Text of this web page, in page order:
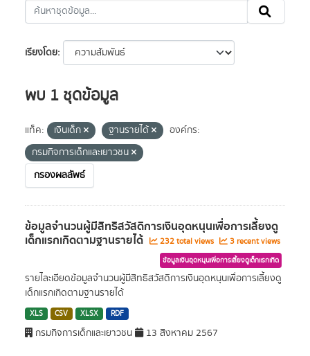
เรียงโดย
พบ 1 ชุดข้อมูล
แท็ค: เงินเด็ก ฐานรายได้
องค์กร:
กรมกิจการเด็กและเยาวชน
กรองผลลัพธ์
ข้อมูลจำนวนผู้มีสิทธิสวัสดิการเงินอุดหนุนเพื่อการเลี้ยงดู
เด็กแรกเกิดตามฐานรายได้ 232 total views 3 recent views
ข้อมูลเงินอุดหนุนเพื่อการเลี้ยงดูเด็กแรกเกิด
รายไละเอียดข้อมูลจำนวนผู้มีสิทธิสวัสดิการเงินอุดหนุนเพื่อการเลี้ยงดู
เด็กแรกเกิดตามฐานรายได้
XLS CSV XLSX RDF
กรมกิจการเด็กและเยาวชน 13 สิงหาคม 2567